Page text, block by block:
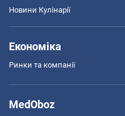
Новини Кулінарії
Економіка
Ринки та компанії
MedOboz